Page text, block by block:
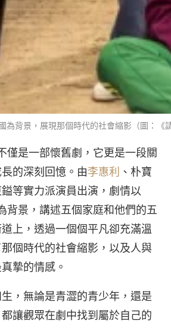
為背景，展現那個時代的社會縮影（圖：《
僅是一部懷舊劇，它更是一段關
的深刻回憶。由李惠利 、朴寶
等實力派演員出演，劇情以
背景，講述五個家庭和他們的五
上，透過一個個平凡卻充滿溫
個時代的社會縮影，以及人與
摯的情感。
，無論是青澀的青少年，還是
讓觀眾在劇中找到屬於自己的